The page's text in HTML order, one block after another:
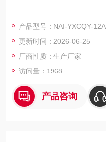
热解吸附,达到分离和富集目
产品型号：NAI-YXCQY-12A
更新时间：2026-06-25
厂商性质：生产厂家
访问量：1968
产品咨询